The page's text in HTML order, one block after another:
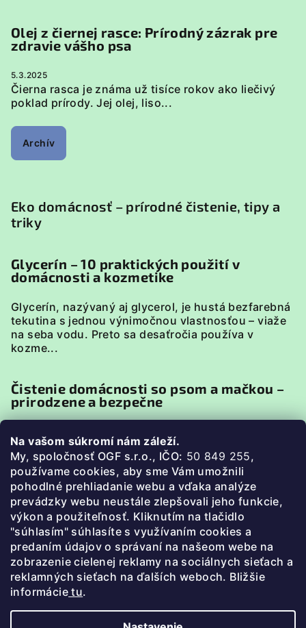
Na vašom súkromí nám záleží.
My, spoločnosť OGF s.r.o., IČO: 50 849 255,
používame cookies, aby sme Vám umožnili
pohodlné prehliadanie webu a vďaka analýze
prevádzky webu neustále zlepšovali jeho funkcie,
výkon a použiteľnosť. Kliknutím na tlačidlo
"súhlasím" súhlasíte s využívaním cookies a
predaním údajov o správaní na našeom webe na
zobrazenie cielenej reklamy na sociálnych sieťach a
reklamných sieťach na ďalších weboch. Bližšie
informácie tu.
Olej z čiernej rasce: Prírodný zázrak pre
zdravie vášho psa
5.3.2025
Čierna rasca je známa už tisíce rokov ako liečivý
poklad prírody. Jej olej, liso...
Archív
Eko domácnosť – prírodné čistenie, tipy a
triky
Glycerín – 10 praktických použití v
domácnosti a kozmetike
Glycerín, nazývaný aj glycerol, je hustá bezfarebná
tekutina s jednou výnimočnou vlastnosťou – viaže
na seba vodu. Preto sa desaťročia používa v
kozme...
Čistenie domácnosti so psom a mačkou –
prirodzene a bezpečne
špecifiká. Zvieratá sú v neustálom kontakte s
podlahou, pelieškami, miskami či textíliami, preto je
pri uprato...
Ako prať bez chémie (3 jednoduché
postupy)
Prečo prať bez chémie? Bežné pracie prášky a
aviváže často obsahujú parfumy, farbivá a
agresívnu chémiu. Zostávajú na oblečení, dráždia
pokožku a zby...